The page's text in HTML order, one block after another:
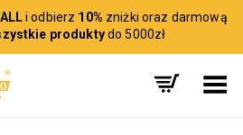
i odbierz 10% zniżki oraz darmową
produktydo 5000zł
Toggle Menu